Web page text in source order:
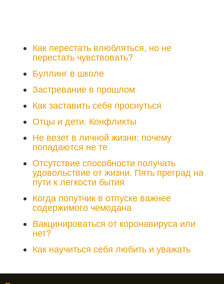
Как перестать влюбляться, но не
перестать чувствовать?
Буллинг в школе
Застревание в прошлом
Как заставить себя проснуться
Отцы и дети. Конфликты
Не везет в личной жизни: почему
попадаются не те
Отсутствие способности получать
удовольствие от жизни. Пять преград на
пути к легкости бытия
Когда попутчик в отпуске важнее
содержимого чемодана
Вакцинироваться от коронавируса или
нет?
Как научиться себя любить и уважать